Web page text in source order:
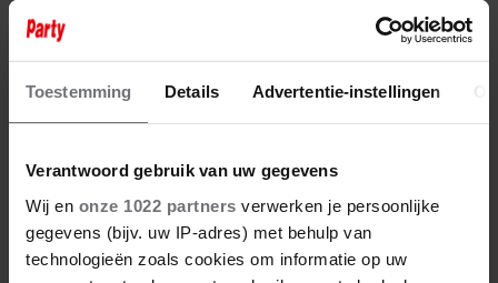
Toestemming Details Advertentie-instellingen
Verantwoord gebruik van uw gegevens
Wij en onze 1022 partners verwerken je persoonlijke
gegevens (bijv. uw IP-adres) met behulp van
technologieën zoals cookies om informatie op uw